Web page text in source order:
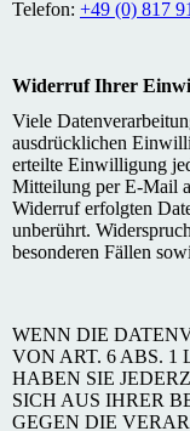
Telefon: +49 (0) 817
Widerruf Ihrer
Viele
ausdrücklichen
erteilte Einwilligung
Mitteilung per E-Mail
Widerruf erfolgten
unberührt.
besonderen Fällen
WENN DIE
VON ART. 6 ABS. 1
HABEN SIE
SICH AUS IHRER
GEGEN DIE